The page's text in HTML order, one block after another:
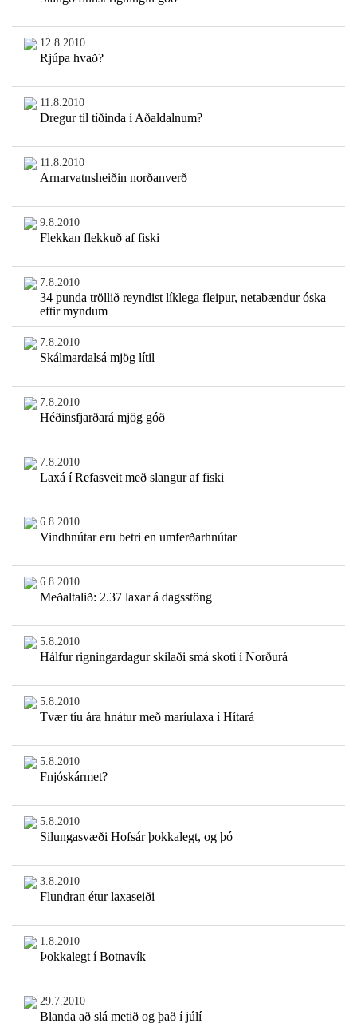
12.8.2010
Rjúpa hvað?
11.8.2010
Dregur til tíðinda í Aðaldalnum?
11.8.2010
Arnarvatnsheiðin norðanverð
9.8.2010
Flekkan flekkuð af fiski
7.8.2010
34 punda tröllið reyndist líklega fleipur, netabændur óska
eftir myndum
7.8.2010
Skálmardalsá mjög lítil
7.8.2010
Héðinsfjarðará mjög góð
7.8.2010
Laxá í Refasveit með slangur af fiski
6.8.2010
Vindhnútar eru betri en umferðarhnútar
6.8.2010
Meðaltalið: 2.37 laxar á dagsstöng
5.8.2010
Hálfur rigningardagur skilaði smá skoti í Norðurá
5.8.2010
Tvær tíu ára hnátur með maríulaxa í Hítará
5.8.2010
Fnjóskármet?
5.8.2010
Silungasvæði Hofsár þokkalegt, og þó
3.8.2010
Flundran étur laxaseiði
1.8.2010
Þokkalegt í Botnavík
29.7.2010
Blanda að slá metið og það í júlí